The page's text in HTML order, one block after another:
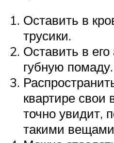
Оставить в
трусики.
Оставить в
губную помаду.
квартире свои
точно увидит,
такими вещами